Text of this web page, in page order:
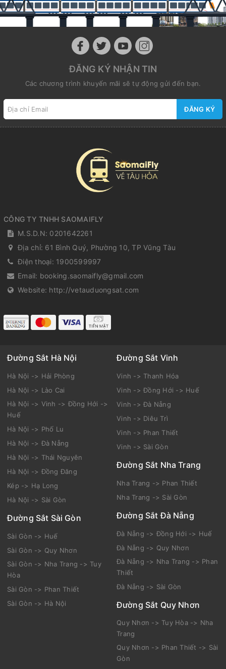
ĐĂNG KÝ NHẬN TIN
Các chương trình khuyến mãi sẽ tự động gửi đến bạn.
ĐĂNG KÝ
CÔNG TY TNHH SAOMAIFLY
M.S.D.N: 0201642261
Địa chỉ: 61 Bình Quý, Phường 10, TP Vũng Tàu
Điện thoại: 1900599997
Email: booking.saomaifly@gmail.com
Website: http://vetauduongsat.com
Đường Sắt Hà Nội
Hà Nội -> Hải Phòng
Hà Nội -> Lào Cai
Hà Nội -> Vinh -> Đồng Hới ->
Huế
Hà Nội -> Phố Lu
Hà Nội -> Đà Nẵng
Hà Nội -> Thái Nguyên
Hà Nội -> Đồng Đăng
Kép -> Hạ Long
Hà Nội -> Sài Gòn
Đường Sắt Sài Gòn
Sài Gòn -> Huế
Sài Gòn -> Quy Nhơn
Sài Gòn -> Nha Trang -> Tuy
Hòa
Sài Gòn -> Phan Thiết
Sài Gòn -> Hà Nội
Đường Sắt Vinh
Vinh -> Thanh Hóa
Vinh -> Đồng Hới -> Huế
Vinh -> Đà Nẵng
Vinh -> Diêu Trì
Vinh -> Phan Thiết
Vinh -> Sài Gòn
Đường Sắt Nha Trang
Nha Trang -> Phan Thiết
Nha Trang -> Sài Gòn
Đường Sắt Đà Nẵng
Đà Nẵng -> Đồng Hới -> Huế
Đà Nẵng -> Quy Nhơn
Đà Nẵng -> Nha Trang -> Phan
Thiết
Đà Nẵng -> Sài Gòn
Đường Sắt Quy Nhơn
Quy Nhơn -> Tuy Hòa -> Nha
Trang
Quy Nhơn -> Phan Thiết -> Sài
Gòn